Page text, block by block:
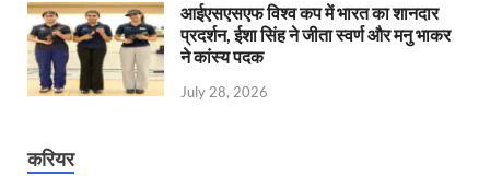
आईएसएसएफ विश्व कप में भारत का शानदार
प्रदर्शन, ईशा सिंह ने जीता स्वर्ण और मनु भाकर
ने कांस्य पदक
July 28, 2026
करियर